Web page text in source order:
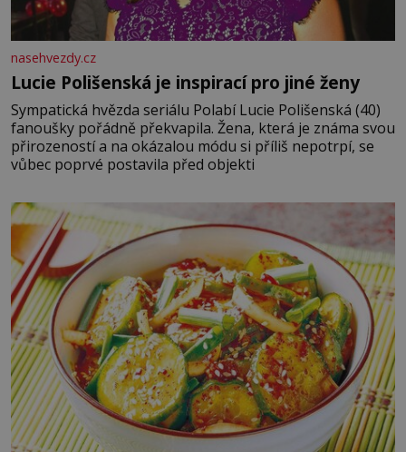
nasehvezdy.cz
Lucie Polišenská je inspirací pro jiné ženy
Sympatická hvězda seriálu Polabí Lucie Polišenská (40)
fanoušky pořádně překvapila. Žena, která je známa svou
přirozeností a na okázalou módu si příliš nepotrpí, se
vůbec poprvé postavila před objekti